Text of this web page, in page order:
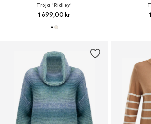
Tröja 'Ridley'
1 699,00 kr